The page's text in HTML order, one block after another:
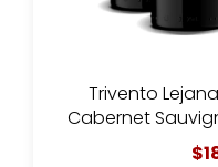
Trivento
Cabernet